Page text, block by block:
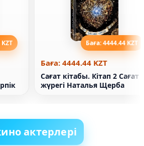
Баға: 4444.44 KZT
Баға: 4444.44 KZT
Сағат кітабы. Кітап 2 Сағат
жүрегі Наталья Щерба
актерлері